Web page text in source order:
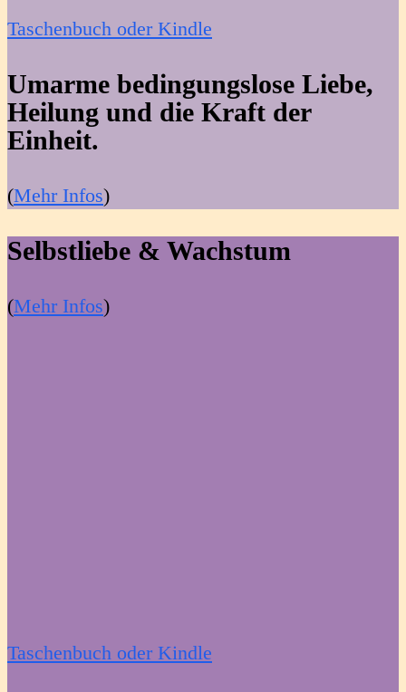
Taschenbuch oder Kindle
Umarme bedingungslose Liebe,
Heilung und die Kraft der
Einheit.
(Mehr Infos)
Selbstliebe & Wachstum
(Mehr Infos)
Taschenbuch oder Kindle